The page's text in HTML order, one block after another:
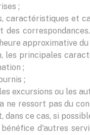
;
caractéristiques et
des
approximative
les principales
;
;
excursions ou les
ne ressort pas du
dans ce cas, si
d'autres